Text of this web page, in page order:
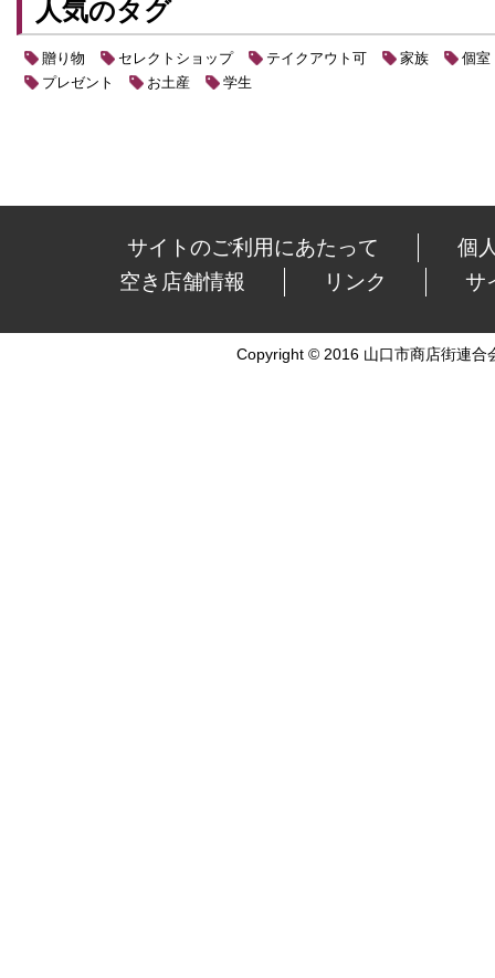
人気のタグ
贈り物 セレクトショップ テイクアウト可 家族
個室
プレゼント
お土産 学生
サイトのご利用にあたって
個
空き店舗情報
リンク サ
Copyright © 2016 山口市商店街連合